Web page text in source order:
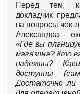
Перед тем,
докладчик
на вопросы чек-
Александра –
«Где вы
магазина? Кто
надежны?
доступны
Достаточно ли